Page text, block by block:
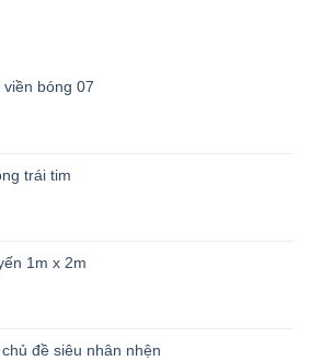
bóng 07
trái tim
1m x 2m
đề siêu nhân nhện